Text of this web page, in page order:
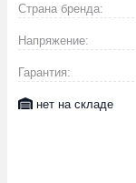
Страна бренда:
Напряжение:
Гарантия:
нет на складе